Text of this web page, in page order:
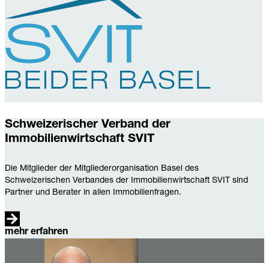
Schweizerischer Verband der
Immobilienwirtschaft SVIT
Die Mitglieder der Mitgliederorganisation Basel des
Schweizerischen Verbandes der Immobilienwirtschaft SVIT sind
Partner und Berater in allen Immobilienfragen.
mehr erfahren